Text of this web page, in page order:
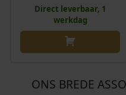
Direct leverbaar, 1
werkdag
ONS BREDE